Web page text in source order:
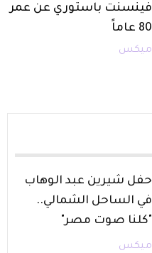
فينسنت باستوري عن عمر
80 عاماً
ميكس
حفل شيرين عبد الوهاب
في الساحل الشمالي..
"كلنا صوت مصر"
ميكس